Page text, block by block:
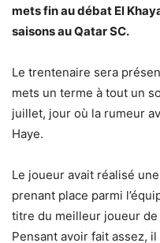
mets fin au débat El
saisons au Qatar SC.
Le trentenaire sera
mets un terme à tout un
juillet, jour où la rumeur
Haye.
Le joueur avait réalisé
prenant place parmi
titre du meilleur joueur de
Pensant avoir fait assez,